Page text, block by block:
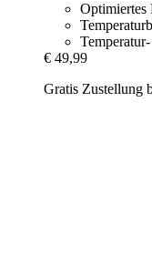
Optimiertes
€ 49,99
Gratis Zustellung